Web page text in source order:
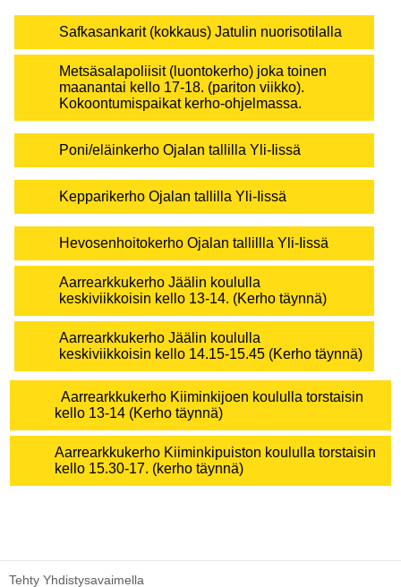
Safkasankarit (kokkaus) Jatulin nuorisotilalla
Metsäsalapoliisit (luontokerho) joka toinen
maanantai kello 17-18. (pariton viikko).
Kokoontumispaikat kerho-ohjelmassa.
Poni/eläinkerho Ojalan tallilla Yli-Iissä
Kepparikerho Ojalan tallilla Yli-Iissä
Hevosenhoitokerho Ojalan tallillla Yli-Iissä
Aarrearkkukerho Jäälin koululla
keskiviikkoisin kello 13-14. (Kerho täynnä)
Aarrearkkukerho Jäälin koululla
keskiviikkoisin kello 14.15-15.45 (Kerho täynnä)
Aarrearkkukerho Kiiminkijoen koululla torstaisin
kello 13-14 (Kerho täynnä)
Aarrearkkukerho Kiiminkipuiston koululla torstaisin
kello 15.30-17. (kerho täynnä)
Tehty Yhdistysavaimella